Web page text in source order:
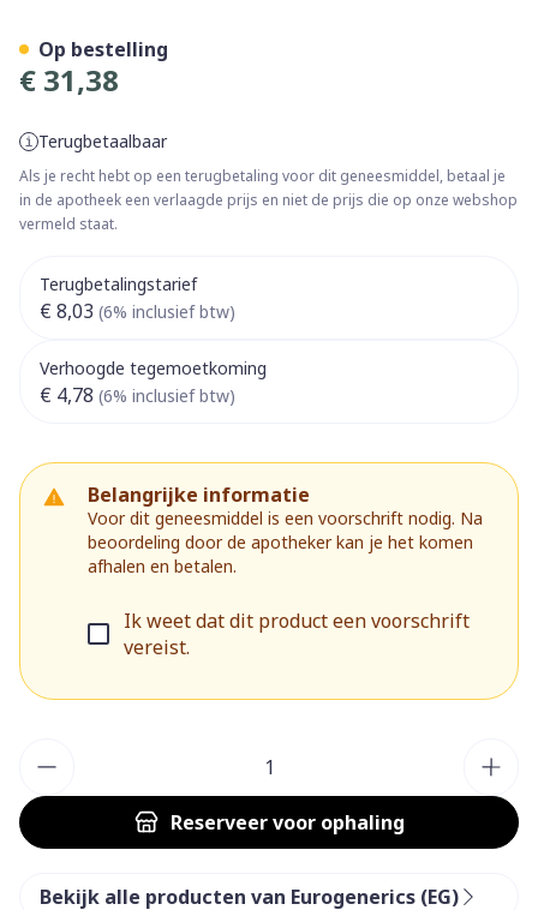
€ 31,38
Terugbetaalbaar
Als je recht hebt op een terugbetaling voor dit geneesmiddel, betaal je
in de apotheek een verlaagde prijs en niet de prijs die op onze webshop
vermeld staat.
Terugbetalingstarief
€ 8,03 (6% inclusief btw)
Verhoogde tegemoetkoming
€ 4,78 (6% inclusief btw)
Belangrijke informatie
Voor dit geneesmiddel is een voorschrift nodig. Na
beoordeling door de apotheker kan je het komen
afhalen en betalen.
Ik weet dat dit product een voorschrift
vereist.
Reserveervoor ophaling
Op bestelling
Bekijk alle producten van Eurogenerics (EG)